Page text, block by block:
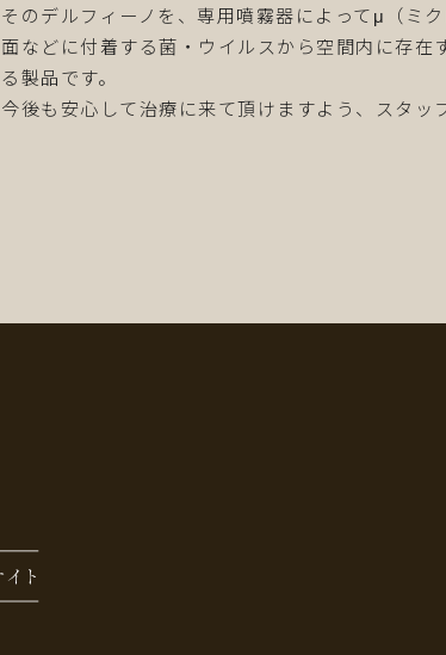
そのデルフィーノを、専用噴霧器によってμ（ミ
面などに付着する菌・ウイルスから空間内に存
る製品です。
今後も安心して治療に来て頂けますよう、スタッ